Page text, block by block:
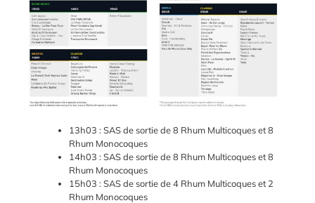
13h03 : SAS de sortie de 8 Rhum Multicoques et 8
Rhum Monocoques
14h03 : SAS de sortie de 8 Rhum Multicoques et 8
Rhum Monocoques
15h03 : SAS de sortie de 4 Rhum Multicoques et 2
Rhum Monocoques